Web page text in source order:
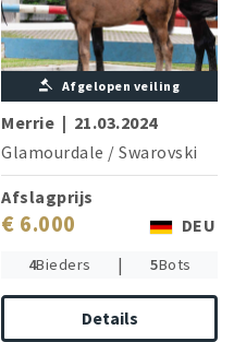
Afgelopen veiling
Merrie | 21.03.2024
Glamourdale / Swarovski
Afslagprijs
€ 6.000 DEU
4Bieders | 5Bots
Details